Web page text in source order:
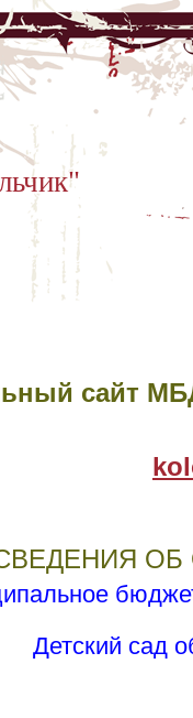
сайт
ОБ
Детский сад